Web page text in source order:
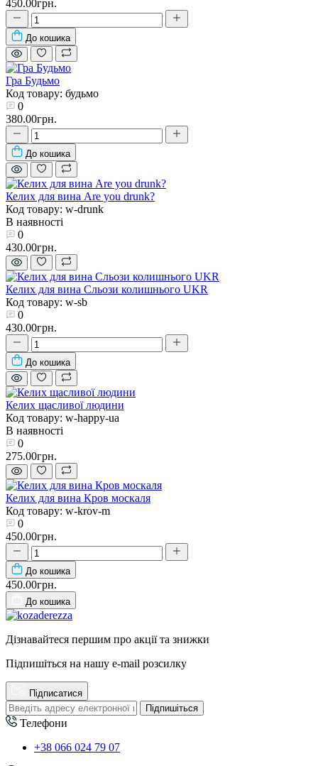
450.00грн.
До кошика
Гра Будьмо
Код товару: будьмо
0
380.00грн.
До кошика
Келих для вина Are you drunk?
Код товару: w-drunk
В наявності
0
430.00грн.
Келих для вина Сльози колишнього UKR
Код товару: w-sb
0
430.00грн.
До кошика
Келих щасливої людини
Код товару: w-happy-ua
В наявності
0
275.00грн.
Келих для вина Кров москаля
Код товару: w-krov-m
0
450.00грн.
До кошика
450.00грн.
До кошика
Дізнавайтеся першим про акції та знижки
Підпишіться на нашу e-mail розсилку
Підписатися
Підпишіться
Телефони
+38 066 024 79 07